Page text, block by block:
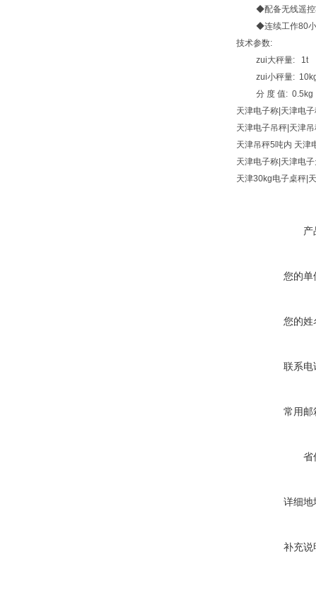
◆配备无线遥控
◆连续工作80
技术参数:
zui大秤量:
zui小秤量:
分 度 值:
天津电子称|天津电
天津电子吊秤|天津
天津吊秤5吨内 天津
天津电子称|天津电
天津30kg电子桌秤|
产
您的单
您的姓
联系电
常用邮
省
详细地
补充说